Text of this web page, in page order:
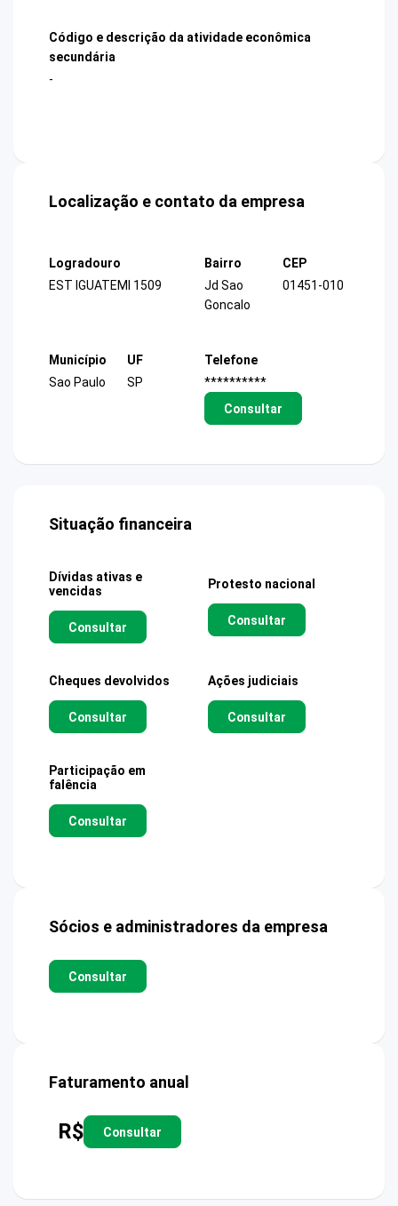
Código e descrição da atividade econômica
secundária
-
Localização e contato da empresa
Logradouro
EST IGUATEMI 1509
Bairro
Jd Sao
Goncalo
CEP
01451-010
Município
Sao Paulo
UF
SP
Telefone
**********
Consultar
Situação financeira
Dívidas ativas e
vencidas
Consultar
Protesto nacional
Consultar
Cheques devolvidos
Consultar
Ações judiciais
Consultar
Participação em
falência
Consultar
Sócios e administradores da empresa
Consultar
Faturamento anual
R$ Consultar